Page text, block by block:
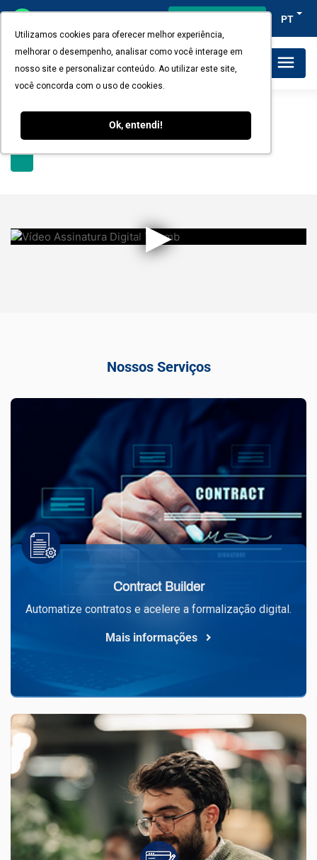
Utilizamos cookies para oferecer melhor experiência,
melhorar o desempenho, analisar como você interage em
nosso site e personalizar conteúdo. Ao utilizar este site,
você concorda com o uso de cookies.
Ok, entendi!
PT
Planos e Preços
▶
Nossos Serviços
Contract Builder
Automatize contratos e acelere a formalização digital.
Mais informações